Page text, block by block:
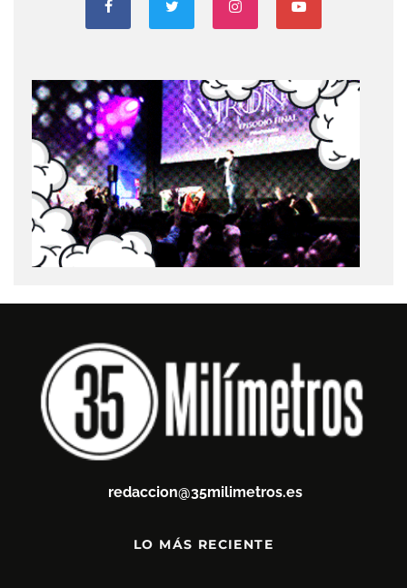
redaccion@35milimetros.es
LO MÁS RECIENTE